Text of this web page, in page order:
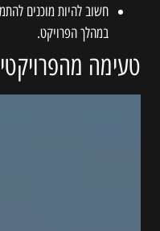
חשוב להיות מוכנים
במהלך הפרויקט.
טעימה